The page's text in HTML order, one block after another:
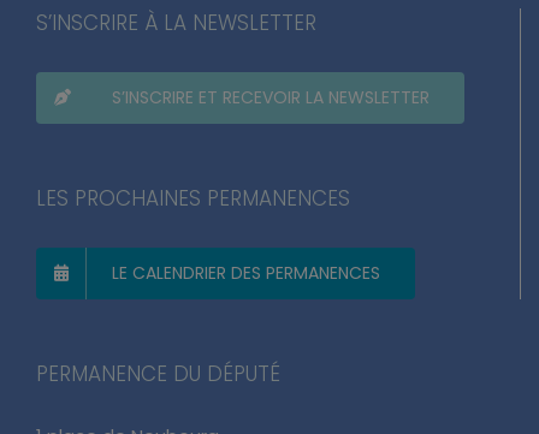
S’INSCRIRE À LA NEWSLETTER
S’INSCRIRE ET RECEVOIR LA NEWSLETTER
LES PROCHAINES PERMANENCES
LE CALENDRIER DES PERMANENCES
PERMANENCE DU DÉPUTÉ